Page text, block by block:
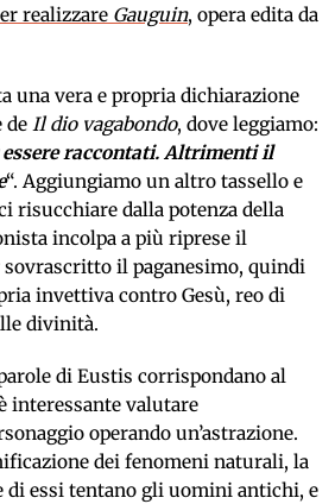
realizzare Gauguin, opera edita da
una vera e propria dichiarazione
de Il dio vagabondo, dove leggiamo:
raccontati. Altrimenti il
“. Aggiungiamo un altro tassello e
risucchiare dalla potenza della
incolpa a più riprese il
il paganesimo, quindi
invettiva contro Gesù, reo di
divinità.
di Eustis corrispondano al
interessante valutare
operando un’astrazione.
dei fenomeni naturali, la
di essi tentano gli uomini antichi, e